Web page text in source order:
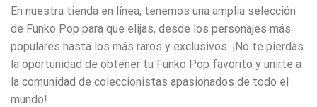
En nuestra tienda en línea, tenemos una amplia selección
de Funko Pop para que elijas, desde los personajes más
populares hasta los más raros y exclusivos. ¡No te pierdas
la oportunidad de obtener tu Funko Pop favorito y unirte a
la comunidad de coleccionistas apasionados de todo el
mundo!